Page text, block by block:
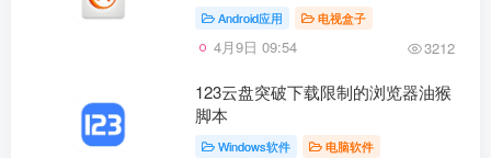
Android应用 电视盒子
4月9日 09:54 3212
123云盘突破下载限制的浏览器油猴
脚本
Windows软件 电脑软件